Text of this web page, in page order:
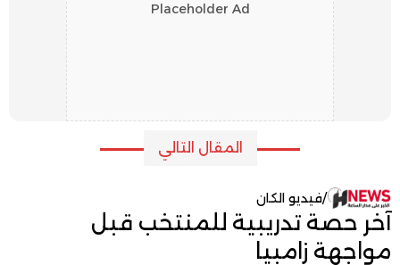
Placeholder Ad
المقال التالي
/فيديو الكان
آخر حصة تدريبية للمنتخب قبل
مواجهة زامبيا